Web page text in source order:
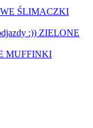
ŚLIMACZKI
:)) ZIELONE
MUFFINKI